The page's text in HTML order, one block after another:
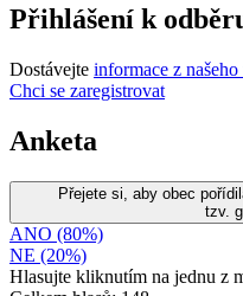
Přihlášení k
Dostávejte informace z našeho
Chci se zaregistrovat
Anketa
Přejete si, aby obec
tzv.
ANO (80%)
NE (20%)
Hlasujte kliknutím na jednu z